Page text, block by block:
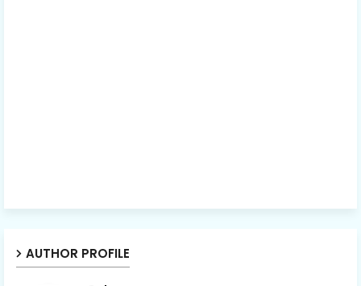
AUTHOR PROFILE